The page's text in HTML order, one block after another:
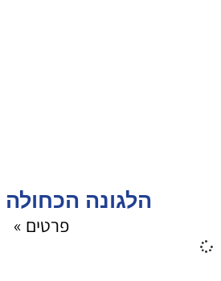
הלגונה
פרטים »